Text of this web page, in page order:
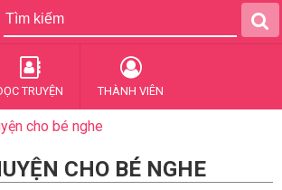
TRUYỆN THÀNH VIÊN
cho bé nghe
CHO BÉ NGHE